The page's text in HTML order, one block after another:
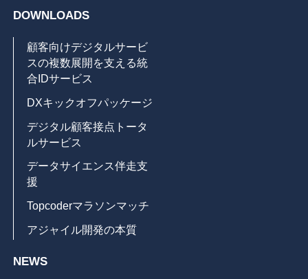
DOWNLOADS
顧客向けデジタルサービ
スの複数展開を支える統
合IDサービス
DXキックオフパッケージ
デジタル顧客接点トータ
ルサービス
データサイエンス伴走支
援
Topcoderマラソンマッチ
アジャイル開発の本質
NEWS